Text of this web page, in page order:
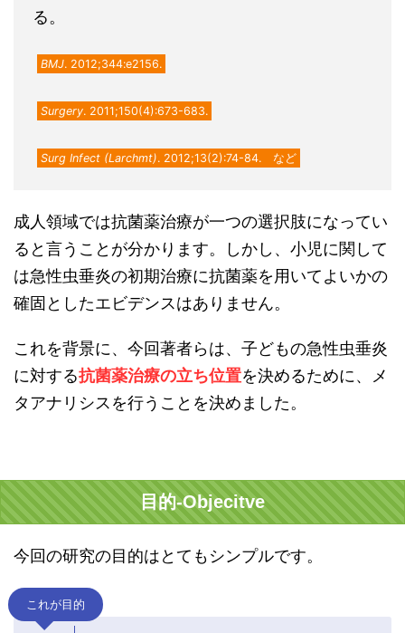
る。
BMJ. 2012;344:e2156.
Surgery. 2011;150(4):673-683.
Surg Infect (Larchmt). 2012;13(2):74-84. など
成人領域では抗菌薬治療が一つの選択肢になってい
ると言うことが分かります。しかし、小児に関して
は急性虫垂炎の初期治療に抗菌薬を用いてよいかの
確固としたエビデンスはありません。
これを背景に、今回著者らは、子どもの急性虫垂炎
に対する抗菌薬治療の立ち位置を決めるために、メ
タアナリシスを行うことを決めました。
目的-Objecitve
今回の研究の目的はとてもシンプルです。
これが目的